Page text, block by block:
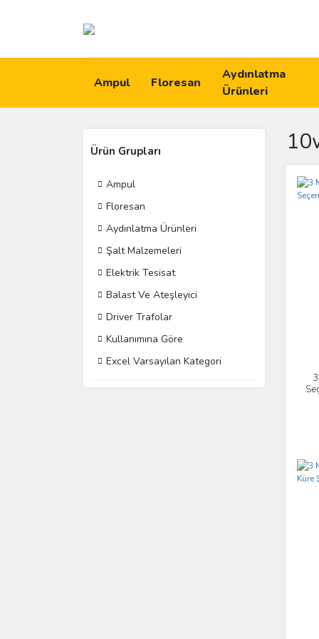
Ampul Floresan
Aydınlatma
Ürünleri
Ürün Grupları
Ampul
Floresan
Aydınlatma Ürünleri
Şalt Malzemeleri
Elektrik Tesisat
Balast Ve Ateşleyici
Driver Trafolar
Kullanımına Göre
Excel Varsayılan Kategori